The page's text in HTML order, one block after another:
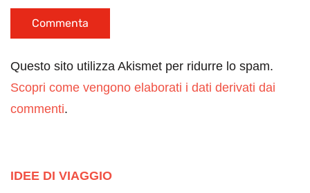
Questo sito utilizza Akismet per ridurre lo spam.
Scopri come vengono elaborati i dati derivati dai
commenti.
IDEE DI VIAGGIO